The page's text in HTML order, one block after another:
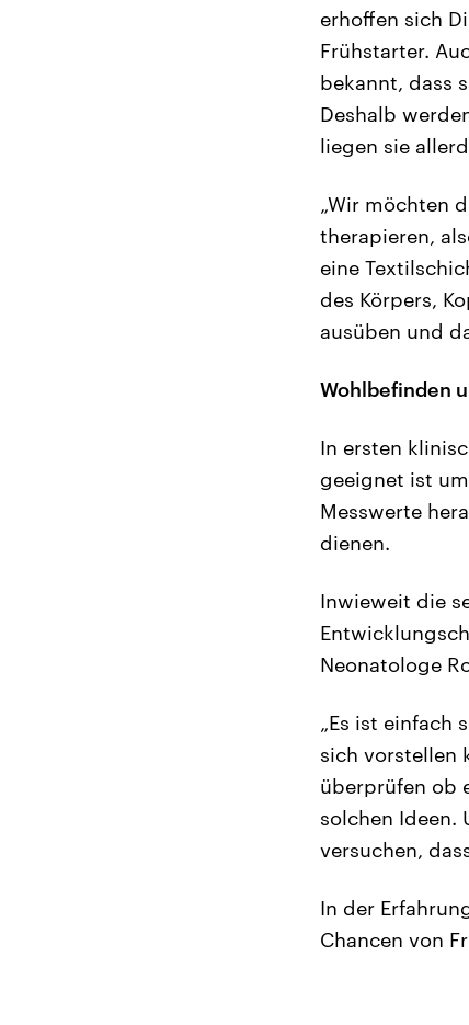
erhoffen sich
Frühstarter.
bekannt, dass
Deshalb
liegen sie
„Wir möchten
therapieren,
eine
des Körpers,
ausüben und
Wohlbefinden
In ersten
geeignet ist
Messwerte
dienen.
Inwieweit die
Neonatologe
„Es ist einfach
sich vorstellen
überprüfen ob
solchen Ideen.
versuchen,
In der
Chancen von